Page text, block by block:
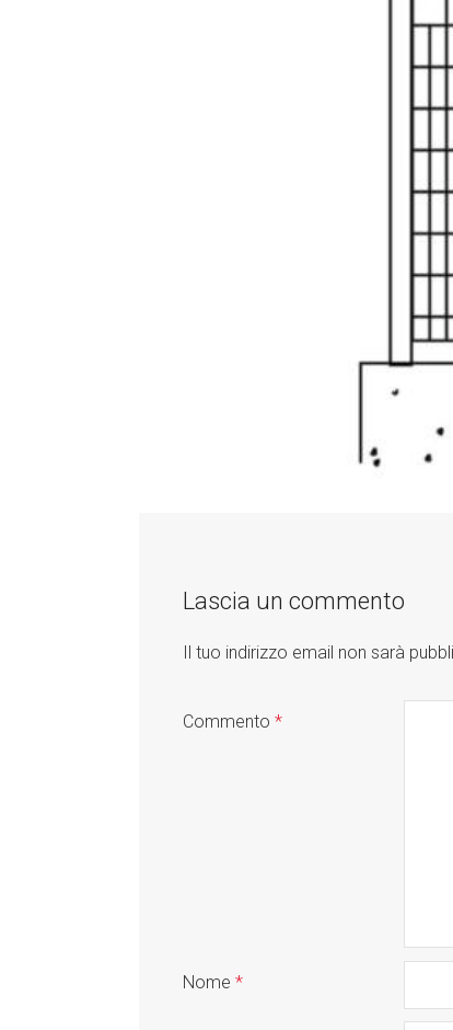
Lascia un commento
Il tuo indirizzo email non sarà
Commento *
Nome *